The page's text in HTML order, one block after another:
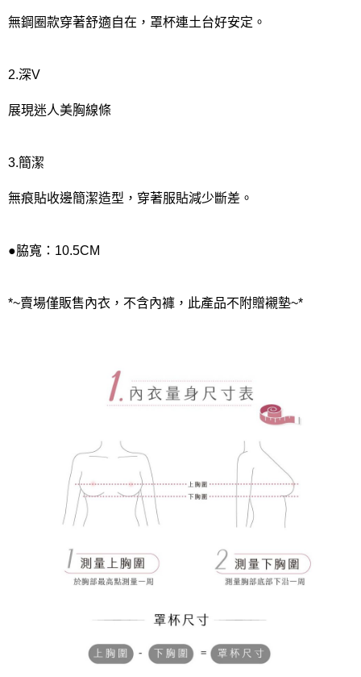
付款後門市自取
無鋼圈款穿著舒適自在，罩杯連土台好安定。
2.深V
展現迷人美胸線條
3.簡潔
無痕貼收邊簡潔造型，穿著服貼減少斷差。
●脇寬：10.5CM
*~賣場僅販售內衣，不含內褲，此產品不附贈襯墊~*